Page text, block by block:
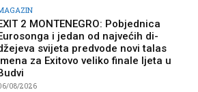
2 MONTENEGRO: Pobjednica
i jedan od najvećih di-
svijeta predvode novi talas
za Exitovo veliko finale ljeta u
08/2026